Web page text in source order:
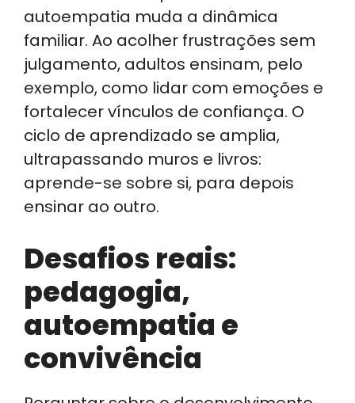
autoempatia muda a dinâmica
familiar. Ao acolher frustrações sem
julgamento, adultos ensinam, pelo
exemplo, como lidar com emoções e
fortalecer vínculos de confiança. O
ciclo de aprendizado se amplia,
ultrapassando muros e livros:
aprende-se sobre si, para depois
ensinar ao outro.
Desafios reais:
pedagogia,
autoempatia e
convivência